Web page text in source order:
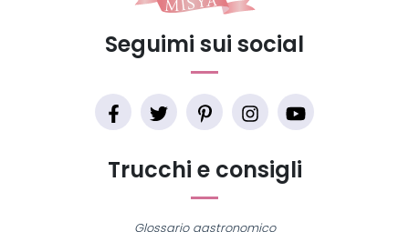
Trucchi e consigli
Glossario gastronomico
Seguimi sui social